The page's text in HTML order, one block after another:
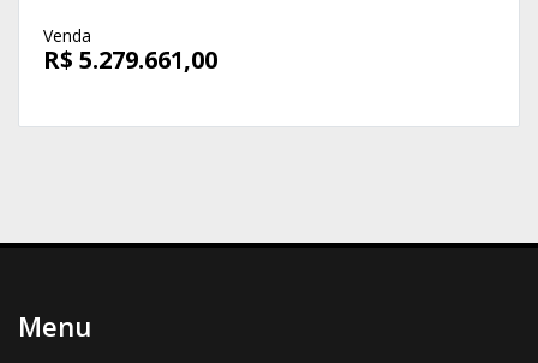
Venda
R$ 5.279.661,00
Menu